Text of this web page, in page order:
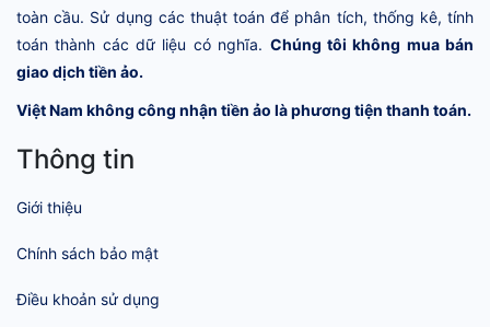
toàn cầu. Sử dụng các thuật toán để phân tích, thống kê, tính
toán thành các dữ liệu có nghĩa. Chúng tôi không mua bán
giao dịch tiền ảo.
Việt Nam không công nhận tiền ảo là phương tiện thanh toán.
Thông tin
Giới thiệu
Chính sách bảo mật
Điều khoản sử dụng